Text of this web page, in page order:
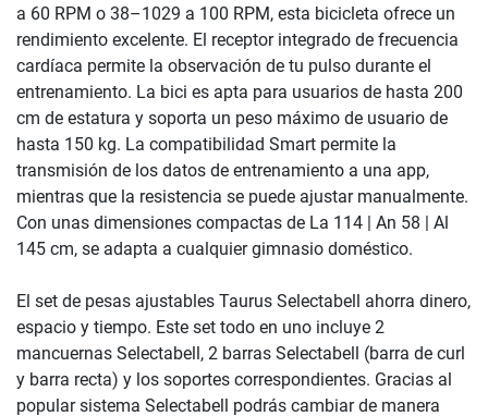
a 60 RPM o 38–1029 a 100 RPM, esta bicicleta ofrece un
rendimiento excelente. El receptor integrado de frecuencia
cardíaca permite la observación de tu pulso durante el
entrenamiento. La bici es apta para usuarios de hasta 200
cm de estatura y soporta un peso máximo de usuario de
hasta 150 kg. La compatibilidad Smart permite la
transmisión de los datos de entrenamiento a una app,
mientras que la resistencia se puede ajustar manualmente.
Con unas dimensiones compactas de La 114 | An 58 | Al
145 cm, se adapta a cualquier gimnasio doméstico.
El set de pesas ajustables Taurus Selectabell ahorra dinero,
espacio y tiempo. Este set todo en uno incluye 2
mancuernas Selectabell, 2 barras Selectabell (barra de curl
y barra recta) y los soportes correspondientes. Gracias al
popular sistema Selectabell podrás cambiar de manera